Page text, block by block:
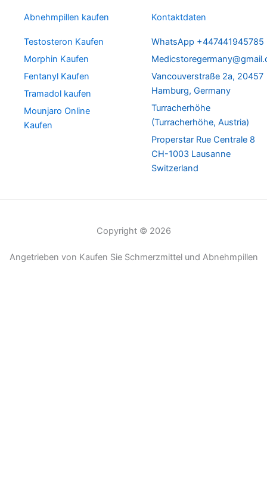
Abnehmpillen kaufen
Testosteron Kaufen
Morphin Kaufen
Fentanyl Kaufen
Tramadol kaufen
Mounjaro Online
Kaufen
Kontaktdaten
WhatsApp +447441945785
Vancouverstraße 2a, 20457
Hamburg, Germany
Turracherhöhe
(Turracherhöhe, Austria)
Properstar Rue Centrale 8
CH-1003 Lausanne
Switzerland
Copyright © 2026
Angetrieben von Kaufen Sie Schmerzmittel und Abnehmpillen